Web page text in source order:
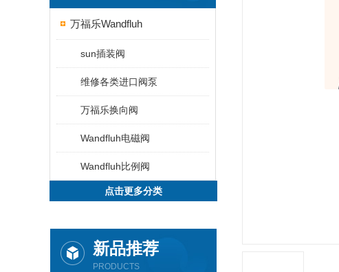
万福乐Wandfluh
sun插装阀
维修各类进口阀泵
万福乐换向阀
Wandfluh电磁阀
Wandfluh比例阀
点击更多分类
新品推荐
PRODUCTS